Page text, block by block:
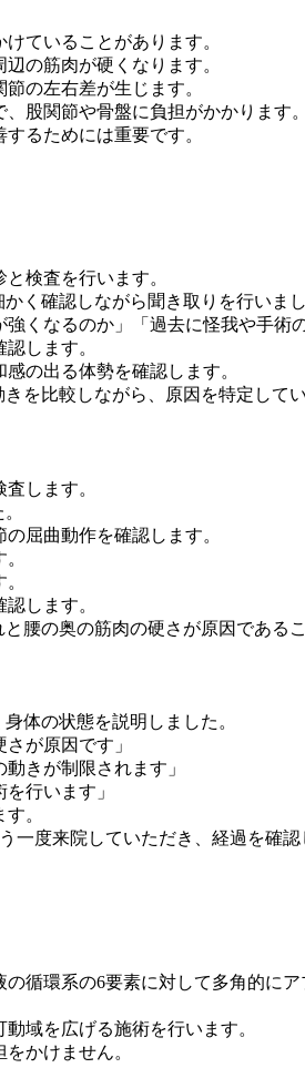
ていることがあります。
の筋肉が硬くなります。
の左右差が生じます。
股関節や骨盤に負担がかかります。
るためには重要です。
検査を行います。
く確認しながら聞き取りを行いまし
くなるのか」「過去に怪我や手術
します。
の出る体勢を確認します。
を比較しながら、原因を特定してい
します。
屈曲動作を確認します。
します。
腰の奥の筋肉の硬さが原因である
体の状態を説明しました。
が原因です」
きが制限されます」
行います」
。
度来院していただき、経過を確認
循環系の6要素に対して多角的に
域を広げる施術を行います。
かけません。